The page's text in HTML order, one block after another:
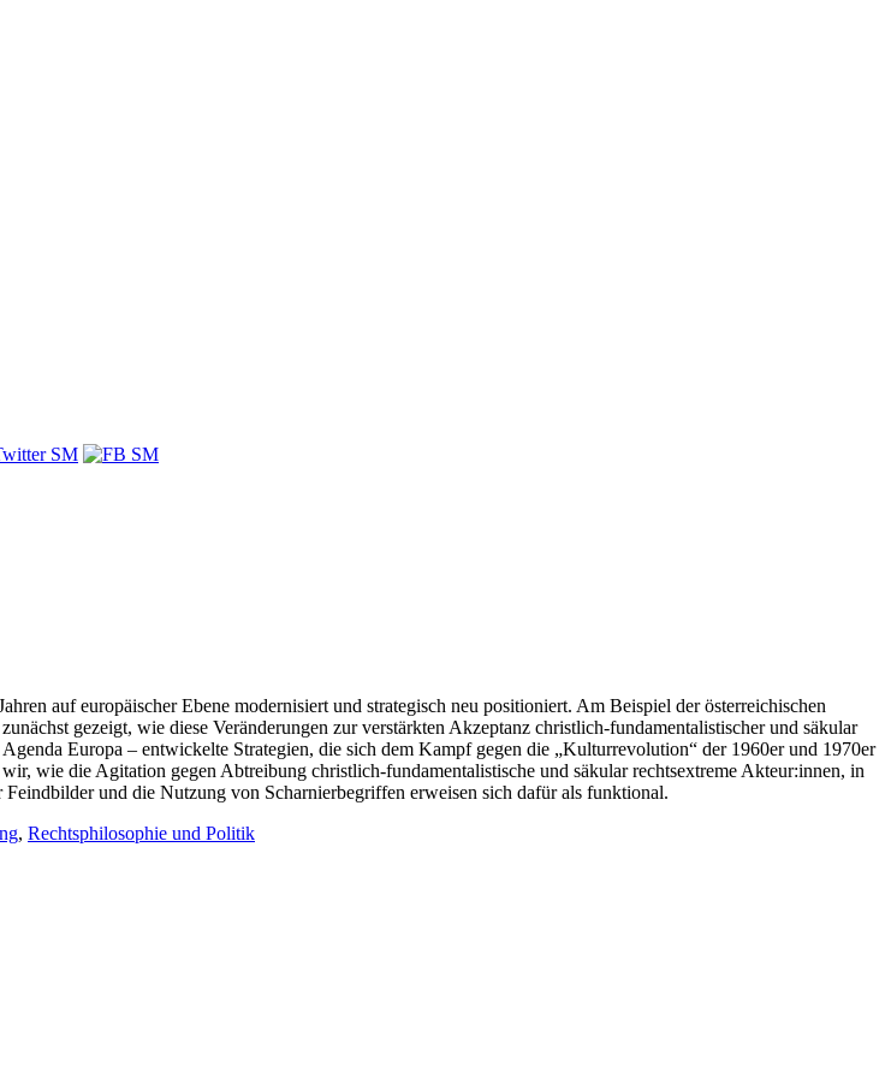
auf europäischer Ebene modernisiert und strategisch neu positioniert. Am Beispiel der österreichischen
gezeigt, wie diese Veränderungen zur verstärkten Akzeptanz christlich-fundamentalistischer und säkular
Europa – entwickelte Strategien, die sich dem Kampf gegen die „Kulturrevolution“ der 1960er und 1970er
wie die Agitation gegen Abtreibung christlich-fundamentalistische und säkular rechtsextreme Akteur:innen, in
und die Nutzung von Scharnierbegriffen erweisen sich dafür als funktional.
, Rechtsphilosophie und Politik